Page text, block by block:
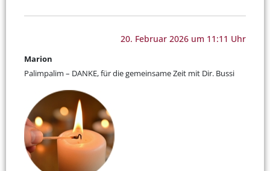
20. Februar 2026 um 11:11 Uhr
Marion
Palimpalim – DANKE, für die gemeinsame Zeit mit Dir. Bussi